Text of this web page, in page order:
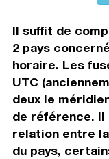
Il suffit de
2 pays
horaire. Les
UTC
deux le
de référence. Il
relation entre
du pays,